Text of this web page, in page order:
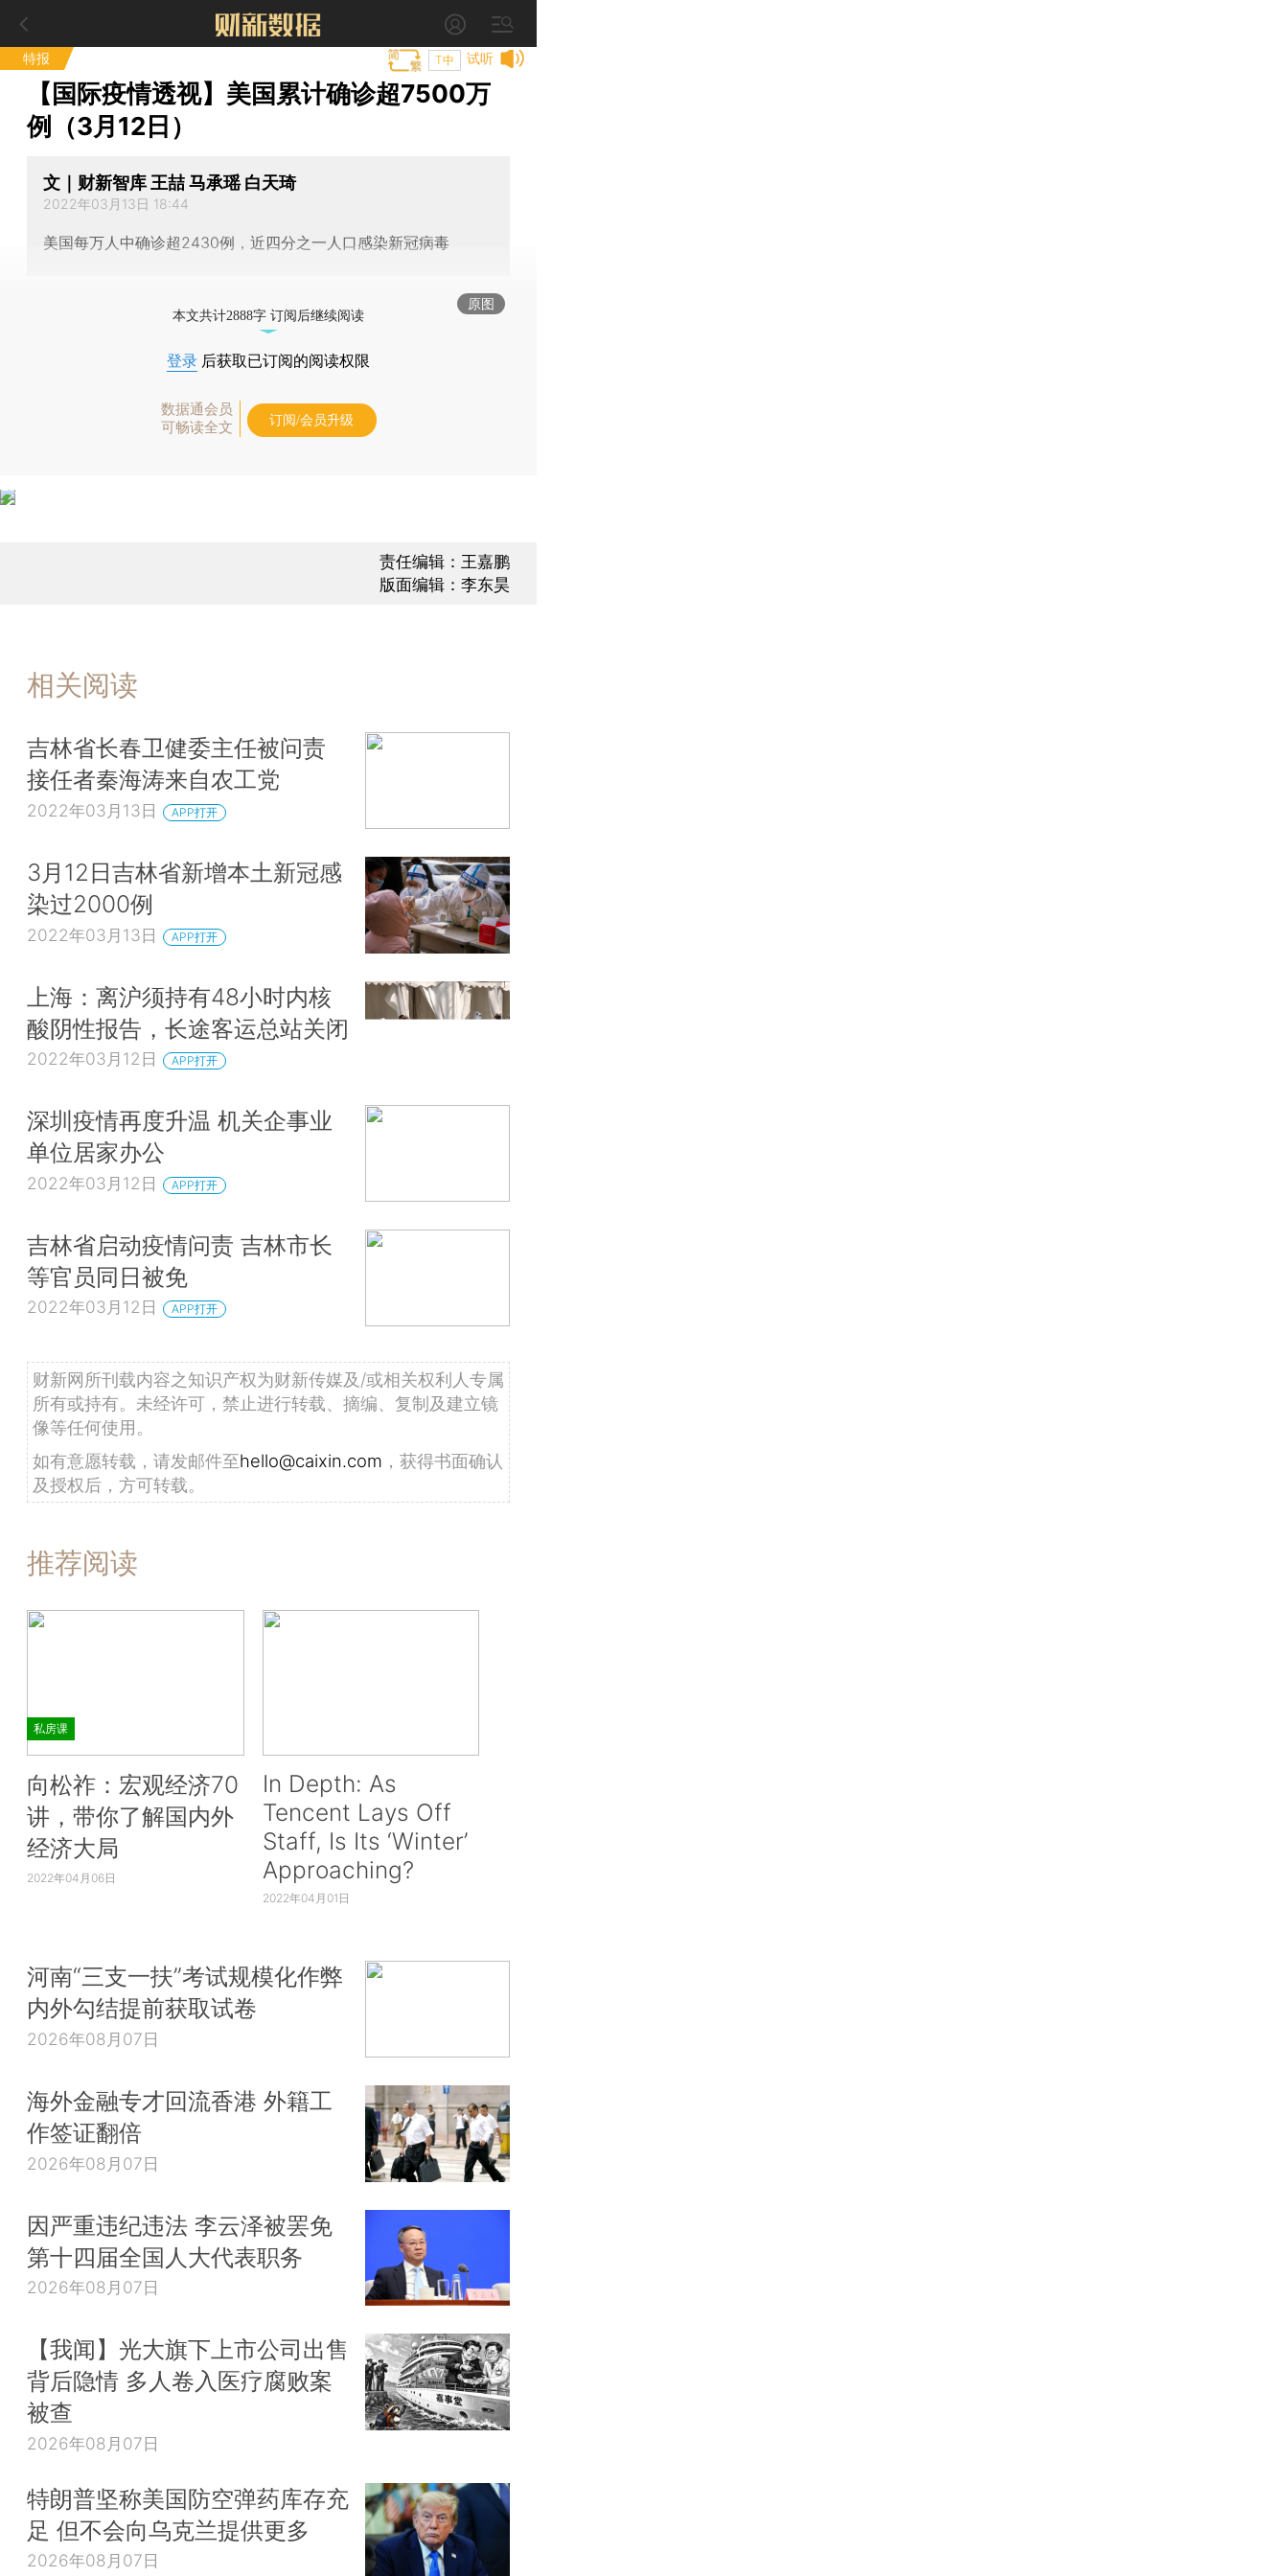
特报 试听
T中
【国际疫情透视】美国累计确诊超7500万
例（3月12日）
文｜财新智库 王喆 马承瑶 白天琦
2022年03月13日 18:44
美国每万人中确诊超2430例，近四分之一人口感染新冠病毒
原图
本文共计2888字 订阅后继续阅读
登录 后获取已订阅的阅读权限
数据通会员
可畅读全文
订阅/会员升级
责任编辑：王嘉鹏
版面编辑：李东昊
相关阅读
吉林省长春卫健委主任被问责
接任者秦海涛来自农工党
2022年03月13日 APP打开
3月12日吉林省新增本土新冠感
染过2000例
2022年03月13日 APP打开
上海：离沪须持有48小时内核
酸阴性报告，长途客运总站关闭
2022年03月12日 APP打开
深圳疫情再度升温 机关企事业
单位居家办公
2022年03月12日 APP打开
吉林省启动疫情问责 吉林市长
等官员同日被免
2022年03月12日 APP打开
财新网所刊载内容之知识产权为财新传媒及/或相关权利人专属
所有或持有。未经许可，禁止进行转载、摘编、复制及建立镜
像等任何使用。
如有意愿转载，请发邮件至hello@caixin.com ，获得书面确认
及授权后，方可转载。
推荐阅读
私房课
向松祚：宏观经济70
讲，带你了解国内外
经济大局
2022年04月06日
In Depth: As
Tencent Lays Off
Staff, Is Its ‘Winter’
Approaching?
2022年04月01日
河南“三支一扶”考试规模化作弊
内外勾结提前获取试卷
2026年08月07日
海外金融专才回流香港 外籍工
作签证翻倍
2026年08月07日
因严重违纪违法 李云泽被罢免
第十四届全国人大代表职务
2026年08月07日
【我闻】光大旗下上市公司出售
背后隐情 多人卷入医疗腐败案
被查
2026年08月07日
特朗普坚称美国防空弹药库存充
足 但不会向乌克兰提供更多
2026年08月07日